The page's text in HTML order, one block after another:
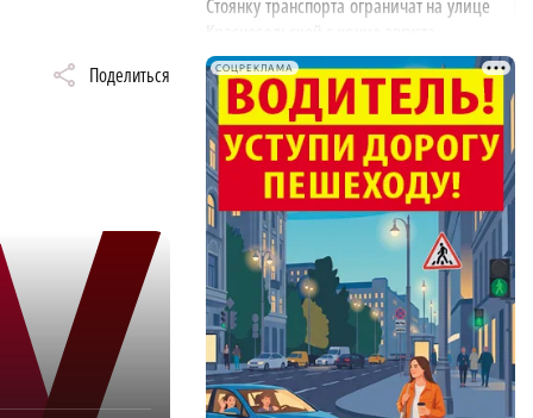
Поделиться
Стоянку транспорта ограничат на улице
Красносельской с конца августа
18:37
Волонтеры обнаружили заброшенный
дом, в котором живет около 20 собак и
щенков
18:02
В Нижегородской области наградили
более 40 организаций к Дню строителя
17:57
Садыр Жапаров и Глеб Никитин провели
рабочую встречу в Киргизии
17:38
СОЦРЕКЛАМА